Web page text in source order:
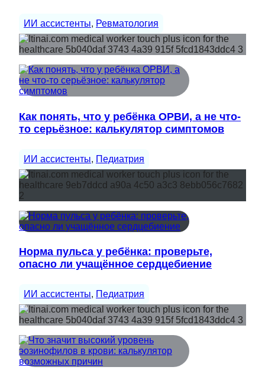
ИИ ассистенты, Ревматология
Как понять, что у ребёнка ОРВИ, а не что-
то серьёзное: калькулятор симптомов
ИИ ассистенты, Педиатрия
Норма пульса у ребёнка: проверьте,
опасно ли учащённое сердцебиение
ИИ ассистенты, Педиатрия